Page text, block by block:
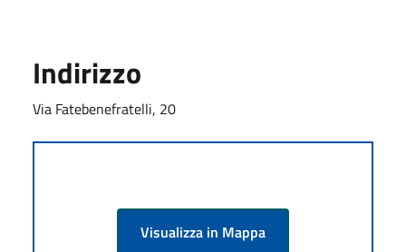
Indirizzo
Via Fatebenefratelli, 20
Visualizza in Mappa